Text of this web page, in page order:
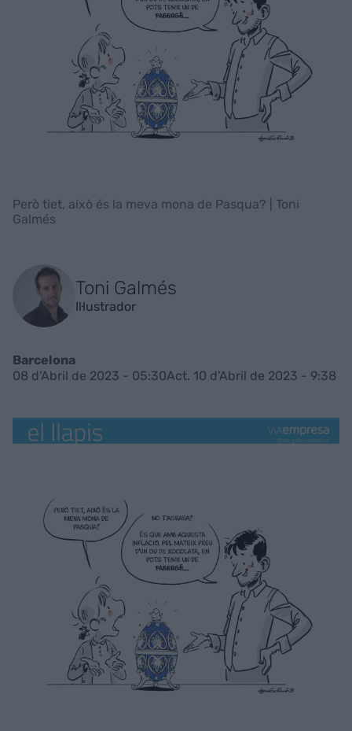
Però tiet, això és la meva mona de Pasqua? | Toni
Galmés
Toni Galmés
Il·lustrador
Barcelona
08 d'Abril de 2023 - 05:30Act. 10 d'Abril de 2023 - 9:38